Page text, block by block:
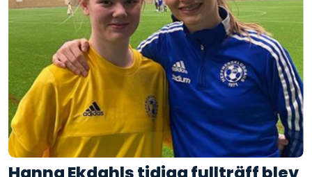
Hanna Ekdahls tidiga fullträff blev